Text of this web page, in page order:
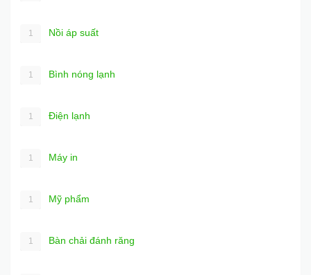
1 Nồi áp suất
1 Bình nóng lạnh
1 Điện lạnh
1 Máy in
1 Mỹ phẩm
1 Bàn chải đánh răng